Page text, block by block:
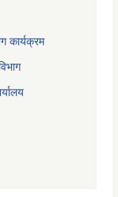
कार्यक्रम